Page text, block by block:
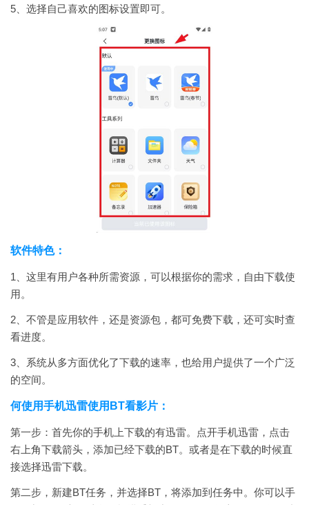
5、选择自己喜欢的图标设置即可。
软件特色：
1、这里有用户各种所需资源，可以根据你的需求，自由下载使
用。
2、不管是应用软件，还是资源包，都可免费下载，还可实时查
看进度。
3、系统从多方面优化了下载的速率，也给用户提供了一个广泛
的空间。
何使用手机迅雷使用BT看影片：
第一步：首先你的手机上下载的有迅雷。点开手机迅雷，点击
右上角下载箭头，添加已经下载的BT。或者是在下载的时候直
接选择迅雷下载。
第二步，新建BT任务，并选择BT，将添加到任务中。你可以手